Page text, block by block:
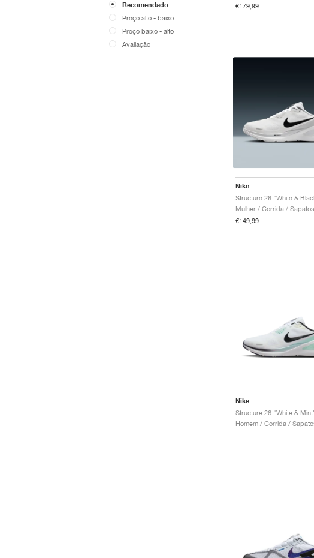
Recomendado
Preço alto - baixo
Preço baixo - alto
Avaliação
€179,99
Nike
Structure 26 "White &
Mulher / Corrida / Sapatos
€149,99
Nike
Structure 26 "White &
Homem / Corrida /